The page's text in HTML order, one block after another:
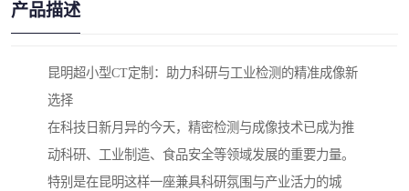
产品描述
昆明超小型CT定制：助力科研与工业检测的精准成像新
选择
在科技日新月异的今天，精密检测与成像技术已成为推
动科研、工业制造、食品安全等领域发展的重要力量。
特别是在昆明这样一座兼具科研氛围与产业活力的城